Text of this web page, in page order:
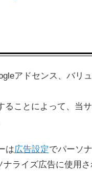
アドセンス、バリ
ることによって、当
は広告設定でパーソ
ライズ広告に使用